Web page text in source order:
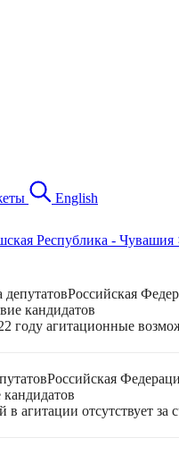
English
Республика - Чувашия
депутатовРоссийская
кандидатов
году агитационные
Российская
агитации отсутствует за